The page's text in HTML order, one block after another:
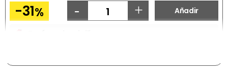
-31% - + Añadir